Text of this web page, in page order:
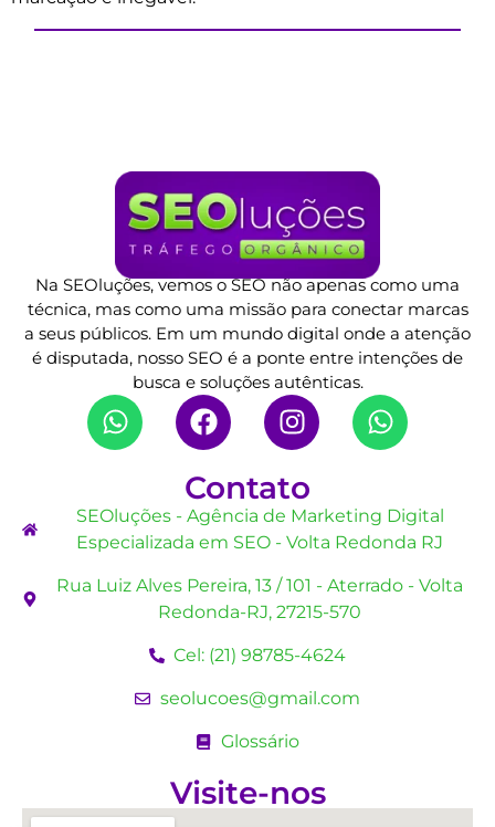
Na SEOluções, vemos o SEO não apenas como uma
técnica, mas como uma missão para conectar marcas
a seus públicos. Em um mundo digital onde a atenção
é disputada, nosso SEO é a ponte entre intenções de
busca e soluções autênticas.
Contato
SEOluções - Agência de Marketing Digital
Especializada em SEO - Volta Redonda RJ
Rua Luiz Alves Pereira, 13 / 101 - Aterrado - Volta
Redonda-RJ, 27215-570
Cel: (21) 98785-4624
seolucoes@gmail.com
Glossário
Visite-nos